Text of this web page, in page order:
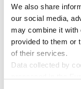
We also share
our social media,
may combine it with
provided to them or
of their services.
Data collected by